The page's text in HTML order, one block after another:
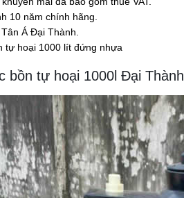
10 năm chính hãng.
Á Đại Thành.
tự hoại 1000 lít đứng nhựa
bồn tự hoại 1000l Đại Thành